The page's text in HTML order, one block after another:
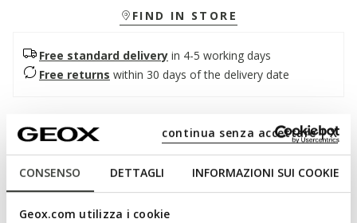
CONSENSO DETTAGLI INFORMAZIONI SUI COOKIE
Geox.com utilizza i cookie
continua senza accettare | X
FIND IN STORE
Free standard delivery in 4-5 working days
Free returns within 30 days of the delivery date
Description
Breathable men's loafer, designed for city looks and more
formal occasions. Available in a timeless black version, it has
a comfortable upper in refined smooth leather. Barberigo
offers a contemporary interpretation of the timeless